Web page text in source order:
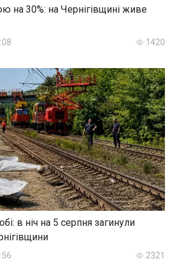
на 30%: на Чернігівщині живе
1420
в ніч на 5 серпня загинули
2321